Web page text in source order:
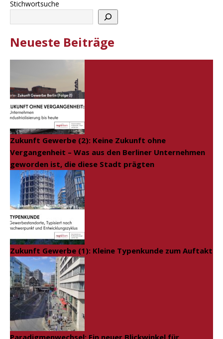
Stichwortsuche
Neueste Beiträge
Zukunft Gewerbe (2): Keine Zukunft ohne
Vergangenheit – Was aus den Berliner Unternehmen
geworden ist, die diese Stadt prägten
Zukunft Gewerbe (1): Kleine Typenkunde zum Auftakt
Paradigmenwechsel: Ein neuer Blickwinkel für